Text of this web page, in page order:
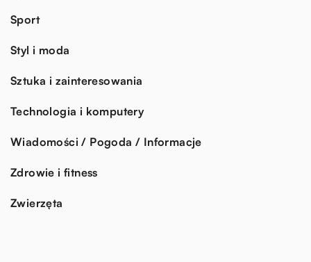
Sport
Styl i moda
Sztuka i zainteresowania
Technologia i komputery
Wiadomości / Pogoda / Informacje
Zdrowie i fitness
Zwierzęta